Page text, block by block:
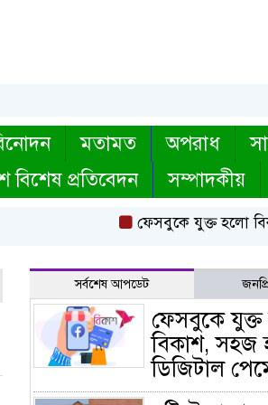
মতামত অপরাধ
বিশেষ প্রতিবেদন সম্পাদকীয়
ফেসবুকে যুক্ত হলো বিকাশ,
সর্বশেষ আপডেট
ফেসবুকে
বিকাশ, সহজ
ডিজিটাল